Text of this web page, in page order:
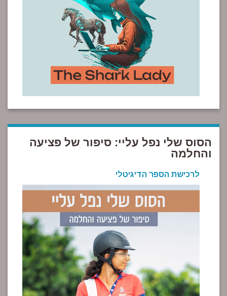
הסוס שלי נפל עליי: סיפור של פציעה
והחלמה
לרכישת הספר הדיגיטלי